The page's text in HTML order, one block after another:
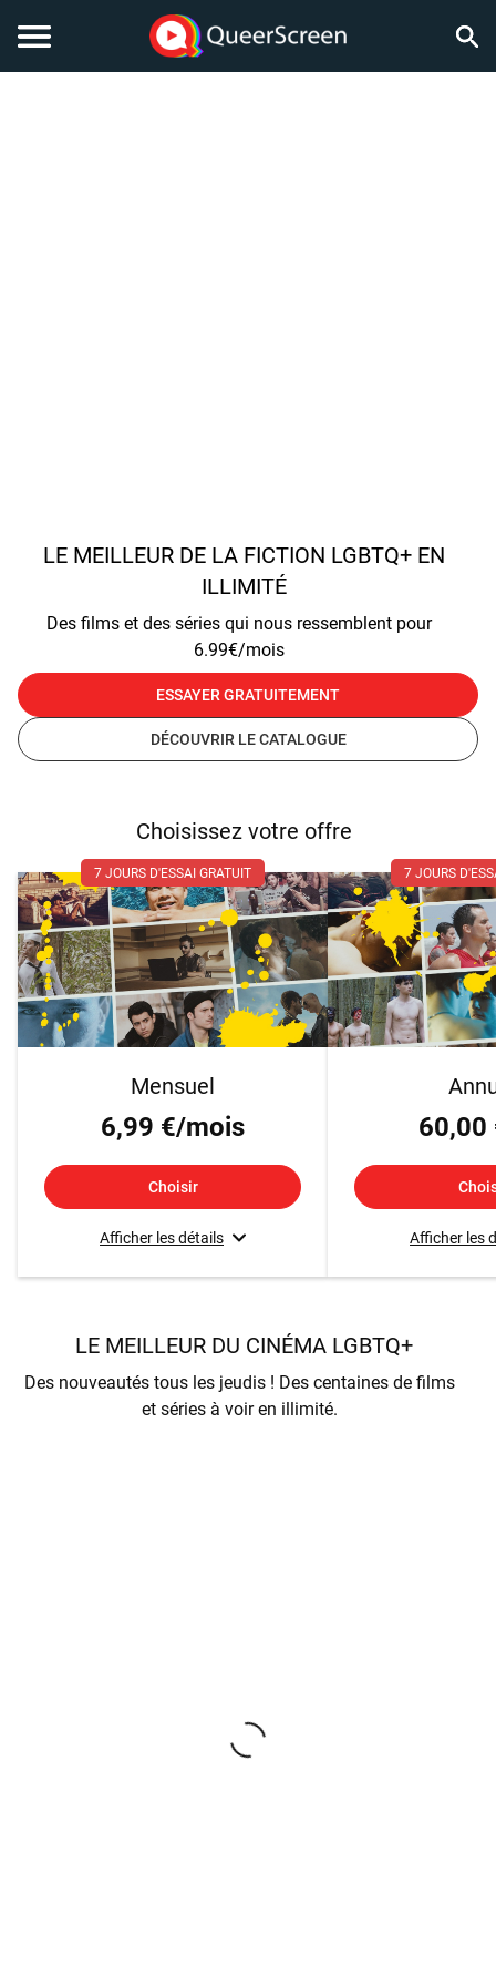
LE MEILLEUR DE LA FICTION LGBTQ+ EN
ILLIMITÉ
Des films et des séries qui nous ressemblent pour
6.99€/mois
ESSAYER GRATUITEMENT
DÉCOUVRIR LE CATALOGUE
Choisissez votre offre
7 JOURS D'ESSAI GRATUIT
Mensuel
6,99 €/mois
Choisir
Afficher les détails
7 JOURS
60,00
Afficher les
LE MEILLEUR DU CINÉMA LGBTQ+
Des nouveautés tous les jeudis ! Des centaines de films
et séries à voir en illimité.